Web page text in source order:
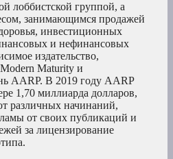
лоббистской группой, а
занимающимся продажей
инвестиционных
и нефинансовых
издательство,
Maturity и
AARP. В 2019 году AARP
1,70 миллиарда долларов,
различных начинаний,
от своих публикаций и
за лицензирование